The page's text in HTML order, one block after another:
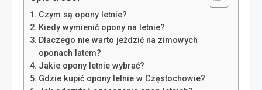
Czym są opony letnie?
Kiedy wymienić opony na letnie?
Dlaczego nie warto jeździć na zimowych
oponach latem?
Jakie opony letnie wybrać?
Gdzie kupić opony letnie w Częstochowie?